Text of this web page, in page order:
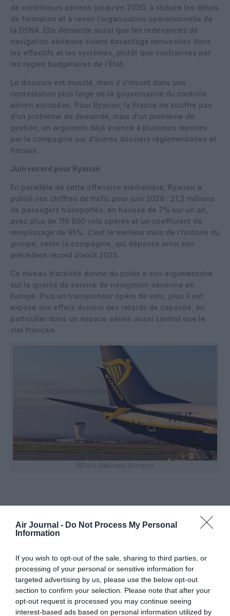
Air Journal - Do Not Process My Personal
Information
If you wish to opt-out of the sale, sharing to third parties, or
processing of your personal or sensitive information for
targeted advertising by us, please use the below opt-out
section to confirm your selection. Please note that after your
opt-out request is processed you may continue seeing
interest-based ads based on personal information utilized by
de contrôleurs aériens jusqu’en 2030, à réduire les délais
de formation et à revoir l’organisation opérationnelle de
la DSNA. Elle demande aussi que les redevances de
navigation aérienne soient davantage réinvesties dans
les effectifs et les systèmes, plutôt que contraintes par
les règles budgétaires de l’État.
Le discours est musclé, mais il s’inscrit dans une
contestation plus large de la gouvernance du contrôle
aérien européen. Pour Ryanair, la France ne souffre pas
d’un problème de demande, mais d’un problème de
gestion, un argument déjà avancé à plusieurs reprises
par la compagnie sur d’autres dossiers réglementaires et
fiscaux.
Juin record pour Ryanair
En parallèle de cette offensive médiatique, Ryanair a
publié ses chiffres de trafic pour juin 2026 : 21,2 millions
de passagers transportés, en hausse de 7% sur un an,
avec plus de 116 800 vols opérés et un coefficient de
remplissage de 95%. C’est le meilleur mois de l’histoire du
groupe, selon la compagnie, qui dépasse ainsi son
précédent record d’août 2025.
Ce niveau d’activité donne du poids à son argumentaire
sur la qualité du service de navigation aérienne en
Europe. Plus un transporteur opère de vols, plus il est
exposé aux effets domino des retards de capacité, en
particulier dans un espace aérien aussi central que le
ciel français.
@Paris-Beauvais Aéroport
Vous avez apprécié l’article ?
NOUS SOUTENIR